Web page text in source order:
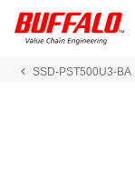
SSD-PST500U3-BA